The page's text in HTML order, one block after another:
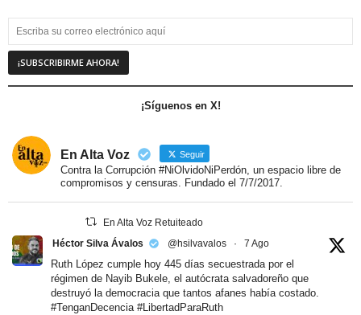
¡Síguenos en X!
En Alta Voz Seguir
Contra la Corrupción #NiOlvidoNiPerdón, un espacio libre de
compromisos y censuras. Fundado el 7/7/2017.
En Alta Voz Retuiteado
Héctor Silva Ávalos
@hsilvavalos · 7 Ago
Ruth López cumple hoy 445 días secuestrada por el
régimen de Nayib Bukele, el autócrata salvadoreño que
destruyó la democracia que tantos afanes había costado.
#TenganDecencia #LibertadParaRuth